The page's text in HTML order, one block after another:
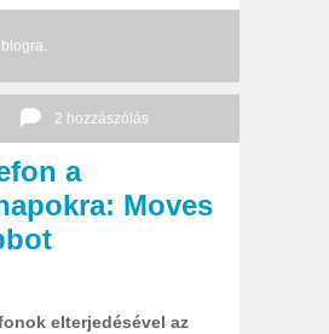
2 hozzászólás
Őri András
a
Moves
elterjedésével az